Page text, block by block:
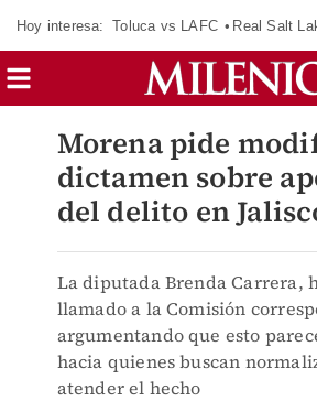
Hoy interesa: Toluca vs LAFC Real Salt
Morena pide
dictamen sobre
del delito en
La diputada Brenda Carrera,
llamado a la Comisión
argumentando que esto
hacia quienes buscan
atender el hecho